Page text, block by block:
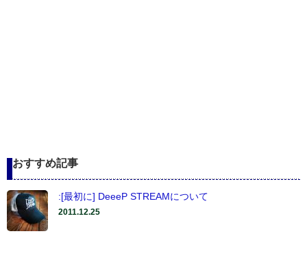
おすすめ記事
:[最初に] DeeeP STREAMについて
2011.12.25